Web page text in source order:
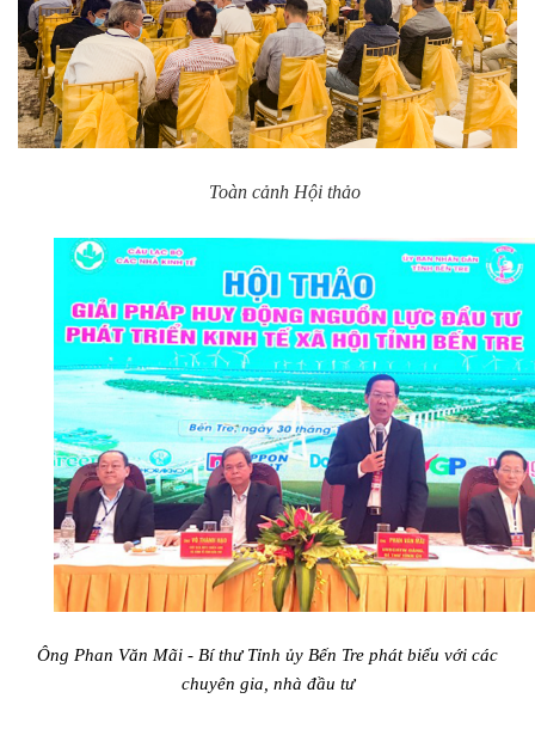
Toàn cảnh Hội thảo
Ông Phan Văn Mãi - Bí thư Tỉnh ủy Bến Tre phát biểu với các
chuyên gia, nhà đầu tư